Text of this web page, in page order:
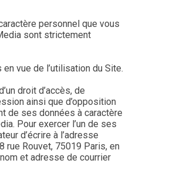
personnel que vous
sont strictement
vue de l’utilisation du Site.
droit d’accès, de
ainsi que d’opposition
de ses données à caractère
Pour exercer l’un de ses
d’écrire à l’adresse
rue Rouvet, 75019 Paris, en
et adresse de courrier